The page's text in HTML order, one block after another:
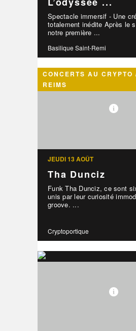
Spectacle immersif - Une
totalement inédite Après le
notre première ...
Basilique Saint-Remi
CONCERTS AU
REIMS
JEUDI 13 AOÛT
Tha Dunciz
Funk Tha Dunciz, ce sont
unis par leur curiosité
groove. ...
Cryptoportique